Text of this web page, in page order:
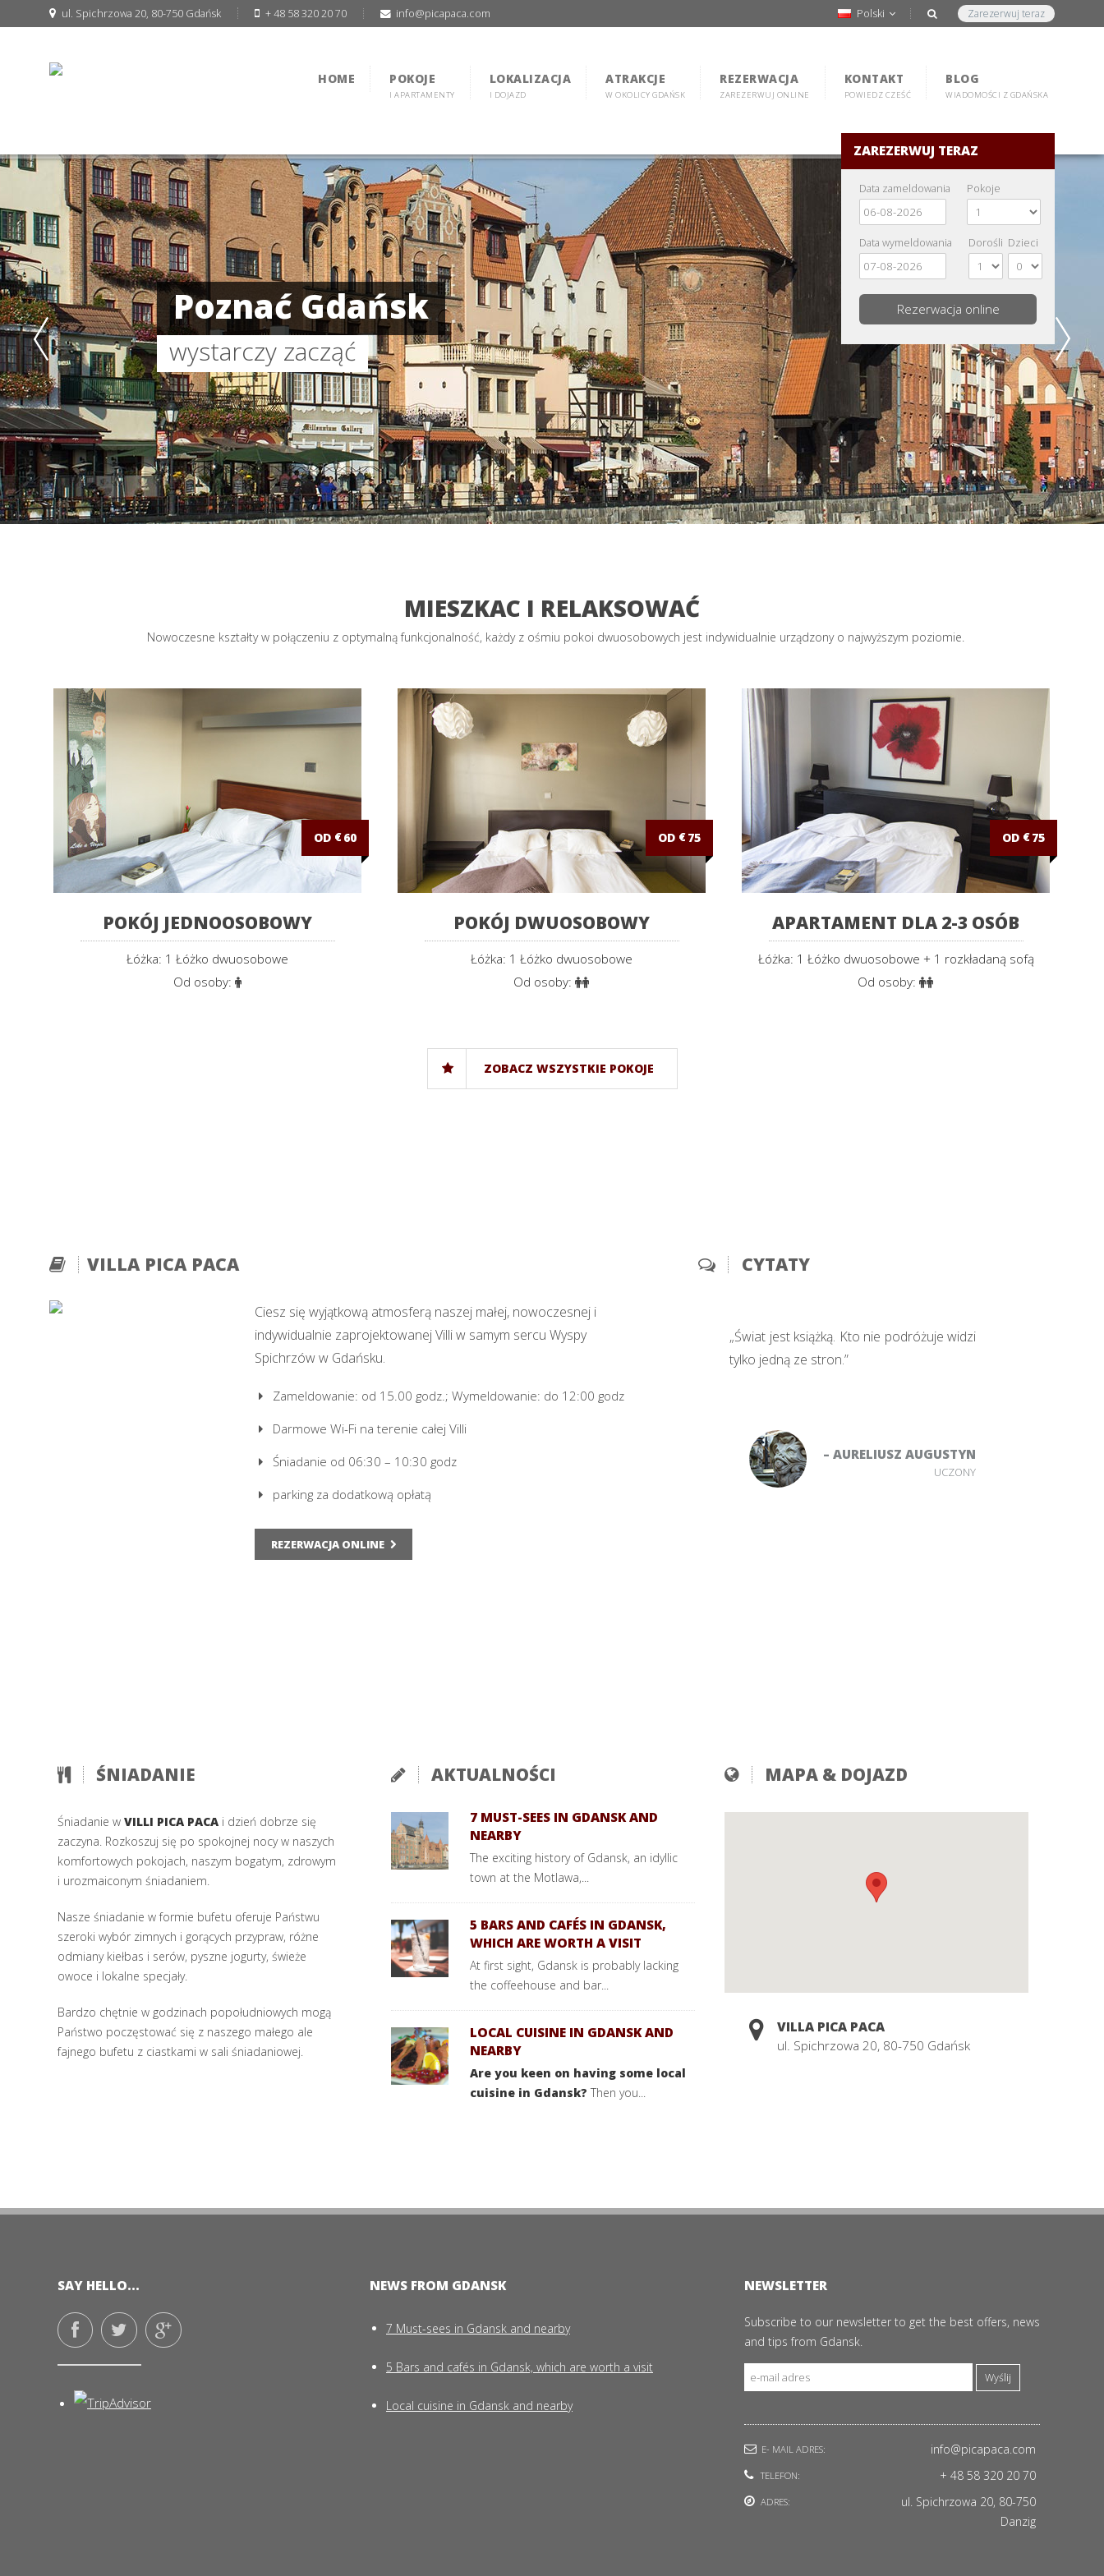
ul. Spichrzowa 20, 80-750 Gdańsk + 48 58 320 20 70 info@picapaca.com Zarezerwuj teraz
Polski
HOME POKOJE
I APARTAMENTY
LOKALIZACJA
I DOJAZD
ATRAKCJE
W OKOLICY GDAŃSK
REZERWACJA
ZAREZERWUJ ONLINE
KONTAKT
POWIEDZ CZEŚĆ
BLOG
WIADOMOŚCI Z GDAŃSKA
ZAREZERWUJ TERAZ
Data zameldowania Pokoje
Data wymeldowania Dorośli Dzieci
wystarczy zacząć
Poznać Gdańsk
MIESZKAC I RELAKSOWAĆ
Nowoczesne kształty w połączeniu z optymalną funkcjonalność, każdy z ośmiu pokoi dwuosobowych jest indywidualnie urządzony o najwyższym poziomie.
OD €60
POKÓJ JEDNOOSOBOWY
Łóżka: 1 Łóżko dwuosobowe
Od osoby:
OD €75
POKÓJ DWUOSOBOWY
Łóżka: 1 Łóżko dwuosobowe
Od osoby:
OD €75
APARTAMENT DLA 2-3 OSÓB
Łóżka: 1 Łóżko dwuosobowe + 1 rozkładaną sofą
Od osoby:
ZOBACZ WSZYSTKIE POKOJE
VILLA PICA PACA
Ciesz się wyjątkową atmosferą naszej małej, nowoczesnej i
indywidualnie zaprojektowanej Villi w samym sercu Wyspy
Spichrzów w Gdańsku.
Zameldowanie: od 15.00 godz.; Wymeldowanie: do 12:00 godz
Darmowe Wi-Fi na terenie całej Villi
Śniadanie od 06:30 – 10:30 godz
parking za dodatkową opłatą
REZERWACJA ONLINE
CYTATY
„Świat jest książką. Kto nie podróżuje widzi
tylko jedną ze stron.”
– AURELIUSZ AUGUSTYN
UCZONY
ŚNIADANIE
Śniadanie w VILLI PICA PACA i dzień dobrze się
zaczyna. Rozkoszuj się po spokojnej nocy w naszych
komfortowych pokojach, naszym bogatym, zdrowym
i urozmaiconym śniadaniem.
Nasze śniadanie w formie bufetu oferuje Państwu
szeroki wybór zimnych i gorących przypraw, różne
odmiany kiełbas i serów, pyszne jogurty, świeże
owoce i lokalne specjały.
Bardzo chętnie w godzinach popołudniowych mogą
Państwo poczęstować się z naszego małego ale
fajnego bufetu z ciastkami w sali śniadaniowej.
AKTUALNOŚCI
7 MUST-SEES IN GDANSK AND
NEARBY
The exciting history of Gdansk, an idyllic
town at the Motlawa,...
5 BARS AND CAFÉS IN GDANSK,
WHICH ARE WORTH A VISIT
At first sight, Gdansk is probably lacking
the coffeehouse and bar...
LOCAL CUISINE IN GDANSK AND
NEARBY
Are you keen on having some local
cuisine in Gdansk? Then you...
MAPA & DOJAZD
VILLA PICA PACA
ul. Spichrzowa 20, 80-750 Gdańsk
SAY HELLO... NEWS FROM GDANSK
7 Must-sees in Gdansk and nearby
5 Bars and cafés in Gdansk, which are worth a visit
Local cuisine in Gdansk and nearby
NEWSLETTER
Subscribe to our newsletter to get the best offers, news
and tips from Gdansk.
Wyślij
E- MAIL ADRES: info@picapaca.com
TELEFON: + 48 58 320 20 70
ADRES:
ul. Spichrzowa 20, 80-750
Danzig